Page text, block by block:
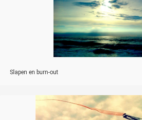
Slapen en burn-out